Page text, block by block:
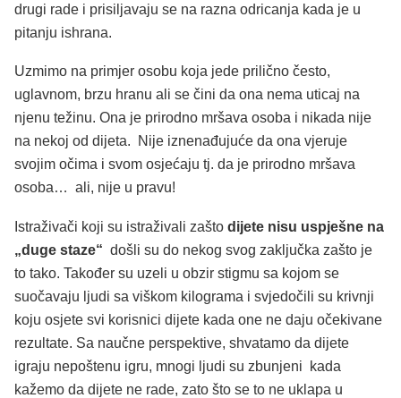
drugi rade i prisiljavaju se na razna odricanja kada je u
pitanju ishrana.
Uzmimo na primjer osobu koja jede prilično često,
uglavnom, brzu hranu ali se čini da ona nema uticaj na
njenu težinu. Ona je prirodno mršava osoba i nikada nije
na nekoj od dijeta. Nije iznenađujuće da ona vjeruje
svojim očima i svom osjećaju tj. da je prirodno mršava
osoba… ali, nije u pravu!
Istraživači koji su istraživali zašto dijete nisu uspješne na
„duge staze“ došli su do nekog svog zaključka zašto je
to tako. Također su uzeli u obzir stigmu sa kojom se
suočavaju ljudi sa viškom kilograma i svjedočili su krivnji
koju osjete svi korisnici dijete kada one ne daju očekivane
rezultate. Sa naučne perspektive, shvatamo da dijete
igraju nepoštenu igru, mnogi ljudi su zbunjeni kada
kažemo da dijete ne rade, zato što se to ne uklapa u